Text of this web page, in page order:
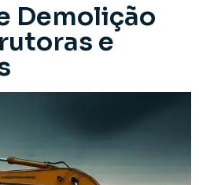
Demolição
e